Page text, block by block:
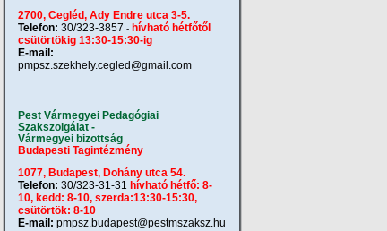
2700, Cegléd, Ady Endre utca 3-5.
Telefon: 30/323-3857 - hívható hétfőtől
csütörtökig 13:30-15:30-ig
E-mail:
pmpsz.szekhely.cegled@gmail.com
Pest Vármegyei Pedagógiai
Szakszolgálat -
Vármegyei bizottság
Budapesti Tagintézmény
1077, Budapest, Dohány utca 54.
Telefon: 30/323-31-31 hívható hétfő: 8-
10, kedd: 8-10, szerda:13:30-15:30,
csütörtök: 8-10
E-mail: pmpsz.budapest@pestmszaksz.hu